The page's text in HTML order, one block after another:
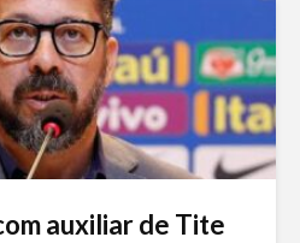
auxiliar de Tite